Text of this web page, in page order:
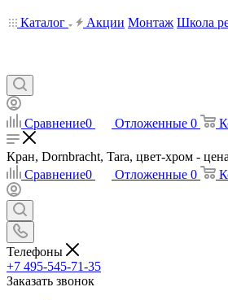
Каталог Акции Монтаж Школа
Сравнение0 Отложенные 0
Кран, Dornbracht, Tara, цвет-хром -
Сравнение0 Отложенные 0
Телефоны
+7 495-545-71-35
Заказать звонок